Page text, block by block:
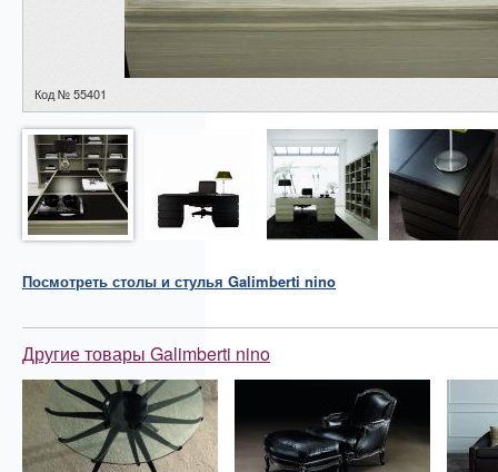
Код № 55401
Посмотреть столы и стулья Galimberti nino
Другие товары Galimberti nino